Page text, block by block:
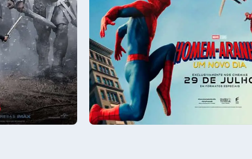
Sáb - 08/08
Sala 1 14:00, 16:50, 19:40